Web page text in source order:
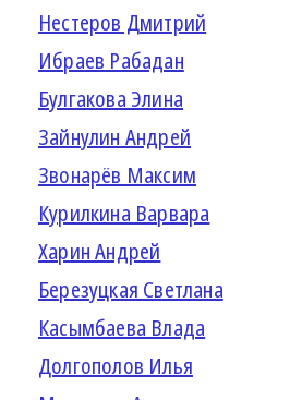
Нестеров Дмитрий
Ибраев Рабадан
Булгакова Элина
Зайнулин Андрей
Звонарёв Максим
Курилкина Варвара
Харин Андрей
Березуцкая Светлана
Касымбаева Влада
Долгополов Илья